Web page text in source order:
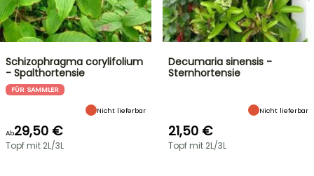
Schizophragma corylifolium
- Spalthortensie
FÜR SAMMLER
Nicht lieferbar
Ab29,50 €
Topf mit 2L/3L
Decumaria sinensis -
Sternhortensie
Nicht lieferbar
21,50 €
Topf mit 2L/3L